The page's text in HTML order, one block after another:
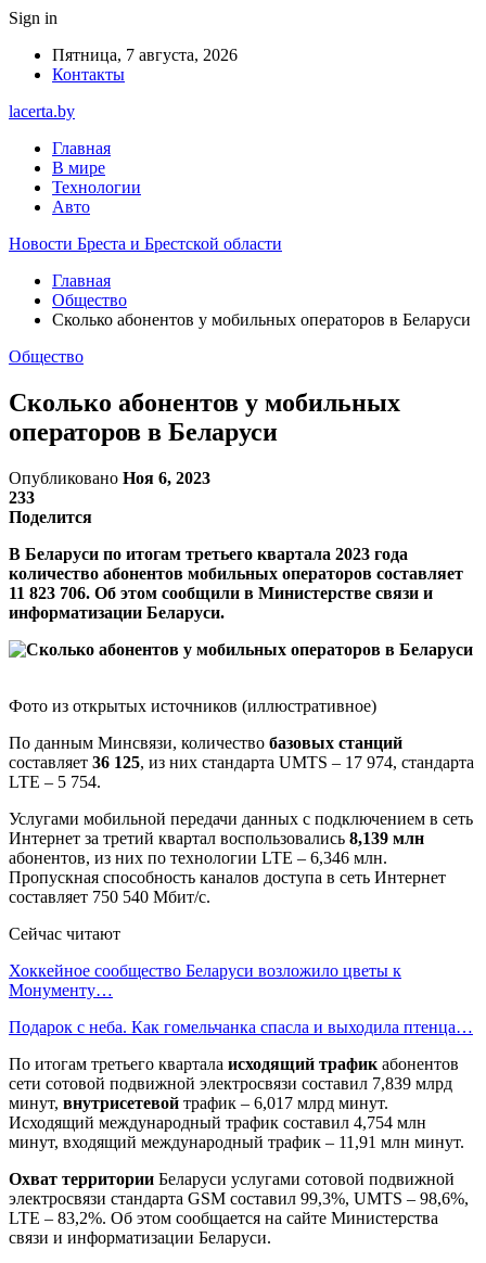
Sign in
Пятница, 7 августа, 2026
Контакты
lacerta.by
Главная
В мире
Технологии
Авто
Новости Бреста и Брестской области
Главная
Общество
Сколько абонентов у мобильных операторов в Беларуси
Общество
Сколько абонентов у мобильных
операторов в Беларуси
Опубликовано Ноя 6, 2023
233
Поделится
В Беларуси по итогам третьего квартала 2023 года
количество абонентов мобильных операторов составляет
11 823 706. Об этом сообщили в Министерстве связи и
информатизации Беларуси.
Фото из открытых источников (иллюстративное)
По данным Минсвязи, количество базовых станций
составляет 36 125, из них стандарта UMTS – 17 974, стандарта
LTE – 5 754.
Услугами мобильной передачи данных с подключением в сеть
Интернет за третий квартал воспользовались 8,139 млн
абонентов, из них по технологии LTE – 6,346 млн.
Пропускная способность каналов доступа в сеть Интернет
составляет 750 540 Мбит/с.
Сейчас читают
Хоккейное сообщество Беларуси возложило цветы к
Монументу…
Подарок с неба. Как гомельчанка спасла и выходила птенца…
По итогам третьего квартала исходящий трафик абонентов
сети сотовой подвижной электросвязи составил 7,839 млрд
минут, внутрисетевой трафик – 6,017 млрд минут.
Исходящий международный трафик составил 4,754 млн
минут, входящий международный трафик – 11,91 млн минут.
Охват территории Беларуси услугами сотовой подвижной
электросвязи стандарта GSM составил 99,3%, UMTS – 98,6%,
LTE – 83,2%. Об этом сообщается на сайте Министерства
связи и информатизации Беларуси.